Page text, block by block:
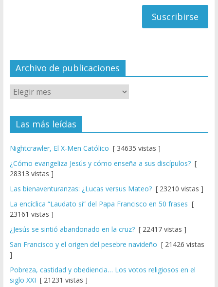
el
Archivo de publicaciones
Las más leídas
Nightcrawler, El X-Men Católico [ 34635 vistas ]
¿Cómo evangeliza Jesús y cómo enseña a sus discípulos?[
28313 vistas ]
Las bienaventuranzas: ¿Lucas versus Mateo?[ 23210 vistas ]
La encíclica “Laudato si” del Papa Francisco en 50 frases [
23161 vistas ]
¿Jesús se sintió abandonado en la cruz?[ 22417 vistas ]
San Francisco y el origen del pesebre navideño [ 21426 vistas
]
Pobreza, castidad y obediencia… Los votos religiosos en el
siglo XXI [ 21231 vistas ]